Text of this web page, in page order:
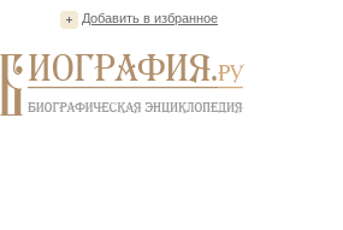
Добавить в избранное